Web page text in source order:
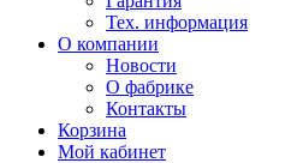
Тех. информация
О компании
Новости
О фабрике
Контакты
Корзина
Мой кабинет